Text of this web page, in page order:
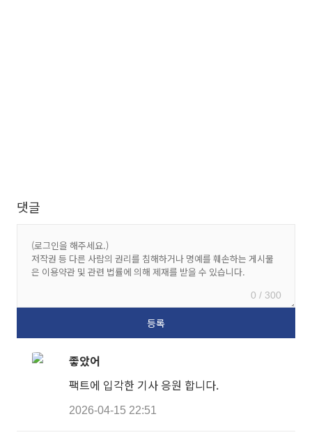
댓글
0 / 300
좋았어
팩트에 입각한 기사 응원 합니다.
2026-04-15 22:51